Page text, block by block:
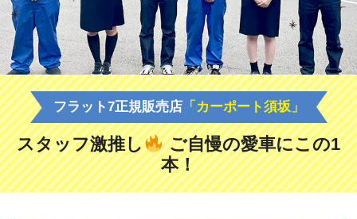
フラット7正規販売店「カーポート須坂」
スタッフ激推し
ご自慢の愛車にこの1
本！